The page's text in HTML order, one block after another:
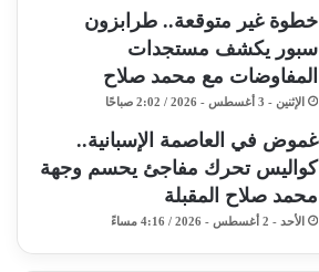
خطوة غير متوقعة.. طرابزون
سبور يكشف مستجدات
المفاوضات مع محمد صلاح
الإثنين - 3 أغسطس - 2026 / 2:02 صباحًا
غموض في العاصمة الإسبانية..
كواليس تحرك مفاجئ يحسم وجهة
محمد صلاح المقبلة
الأحد - 2 أغسطس - 2026 / 4:16 مساءً